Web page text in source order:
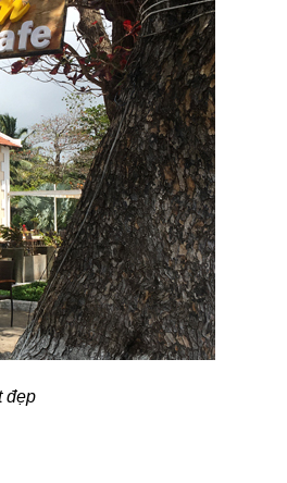
đẹp